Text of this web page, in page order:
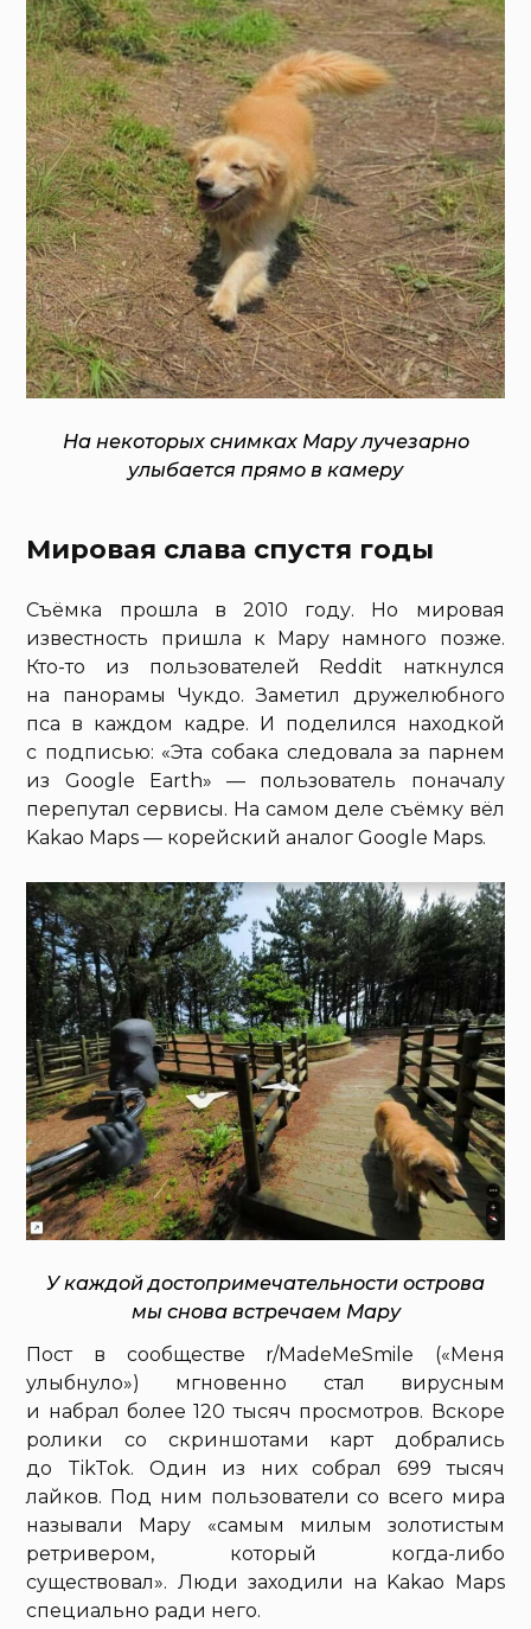
На некоторых снимках Мару лучезарно
улыбается прямо в камеру
Мировая слава спустя годы
Съёмка прошла в 2010 году. Но мировая
известность пришла к Мару намного позже.
Кто-то из пользователей Reddit наткнулся
на панорамы Чукдо. Заметил дружелюбного
пса в каждом кадре. И поделился находкой
с подписью: «Эта собака следовала за парнем
из Google Earth» — пользователь поначалу
перепутал сервисы. На самом деле съёмку вёл
Kakao Maps — корейский аналог Google Maps.
У каждой достопримечательности острова
мы снова встречаем Мару
Пост в сообществе r/MadeMeSmile («Меня
улыбнуло») мгновенно стал вирусным
и набрал более 120 тысяч просмотров. Вскоре
ролики со скриншотами карт добрались
до TikTok. Один из них собрал 699 тысяч
лайков. Под ним пользователи со всего мира
называли Мару «самым милым золотистым
ретривером, который когда-либо
существовал». Люди заходили на Kakao Maps
специально ради него.